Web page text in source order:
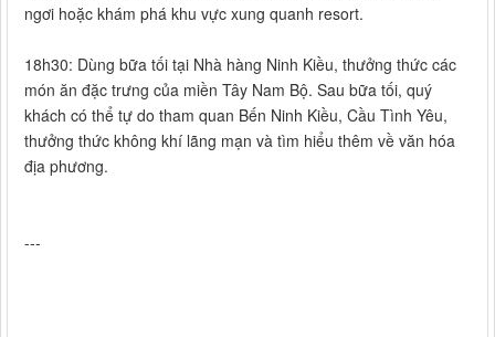
ngơi hoặc khám phá khu vực xung quanh resort.
18h30: Dùng bữa tối tại Nhà hàng Ninh Kiều, thưởng thức các
món ăn đặc trưng của miền Tây Nam Bộ. Sau bữa tối, quý
khách có thể tự do tham quan Bến Ninh Kiều, Cầu Tình Yêu,
thưởng thức không khí lãng mạn và tìm hiểu thêm về văn hóa
địa phương.
---